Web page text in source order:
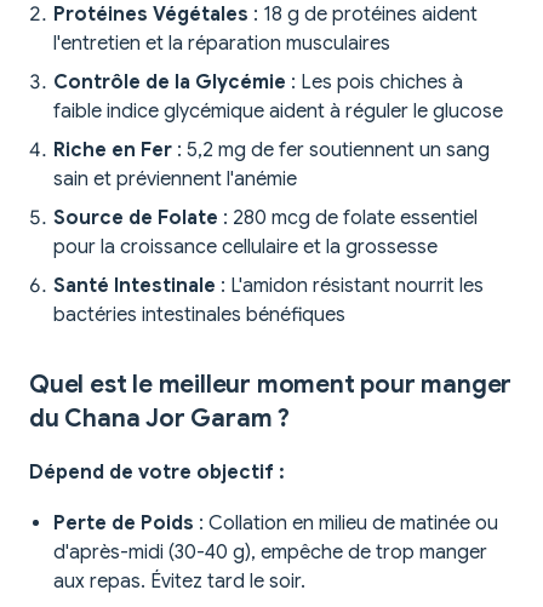
Protéines Végétales : 18 g de protéines aident
l'entretien et la réparation musculaires
Contrôle de la Glycémie : Les pois chiches à
faible indice glycémique aident à réguler le glucose
Riche en Fer : 5,2 mg de fer soutiennent un sang
sain et préviennent l'anémie
Source de Folate : 280 mcg de folate essentiel
pour la croissance cellulaire et la grossesse
Santé Intestinale : L'amidon résistant nourrit les
bactéries intestinales bénéfiques
Quel est le meilleur moment pour manger
du Chana Jor Garam ?
Dépend de votre objectif :
Perte de Poids : Collation en milieu de matinée ou
d'après-midi (30-40 g), empêche de trop manger
aux repas. Évitez tard le soir.